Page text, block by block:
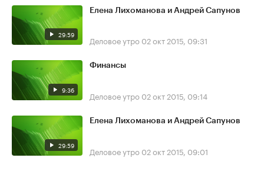
29:59
Елена Лихоманова и Андрей Сапунов
Деловое утро 02 окт 2015, 09:31
9:36
Финансы
Деловое утро 02 окт 2015, 09:14
29:59
Елена Лихоманова и Андрей Сапунов
Деловое утро 02 окт 2015, 09:01